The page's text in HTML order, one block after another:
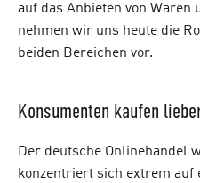
auf das Anbieten von Waren
nehmen wir uns heute die
beiden Bereichen vor.
Konsumenten kaufen
Der deutsche Onlinehandel
konzentriert sich extrem auf